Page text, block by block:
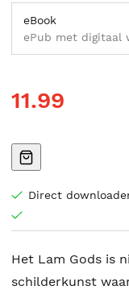
eBook
ePub met digitaal
11.99
Direct
Het Lam Gods is
schilderkunst